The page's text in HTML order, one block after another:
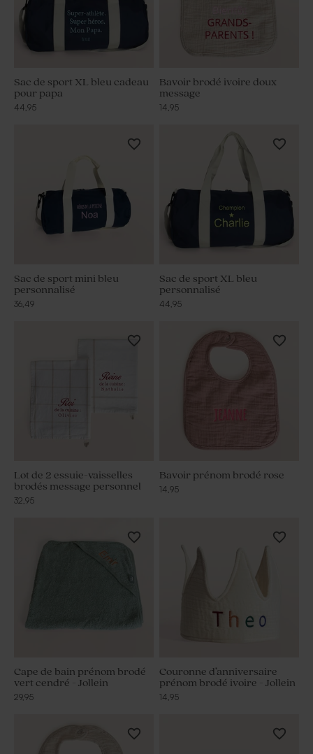
Sac de sport XL bleu cadeau
pour papa
44,95
Bavoir brodé ivoire doux
message
14,95
Sac de sport mini bleu
personnalisé
36,49
Sac de sport XL bleu
personnalisé
44,95
Lot de 2 essuie-vaisselles
brodés message personnel
32,95
Bavoir prénom brodé rose
14,95
Cape de bain prénom brodé
vert cendré - Jollein
29,95
Couronne d’anniversaire
prénom brodé ivoire - Jollein
14,95